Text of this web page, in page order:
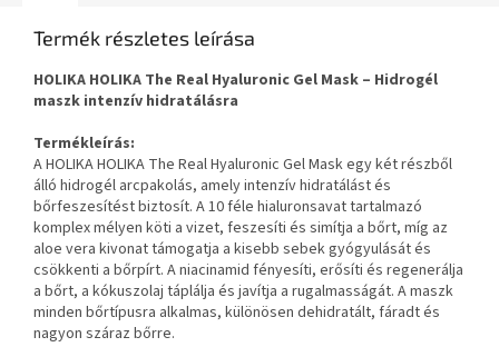
Termék részletes leírása
HOLIKA HOLIKA The Real Hyaluronic Gel Mask – Hidrogél
maszk intenzív hidratálásra
Termékleírás:
A HOLIKA HOLIKA The Real Hyaluronic Gel Mask egy két részből
álló hidrogél arcpakolás, amely intenzív hidratálást és
bőrfeszesítést biztosít. A 10 féle hialuronsavat tartalmazó
komplex mélyen köti a vizet, feszesíti és simítja a bőrt, míg az
aloe vera kivonat támogatja a kisebb sebek gyógyulását és
csökkenti a bőrpírt. A niacinamid fényesíti, erősíti és regenerálja
a bőrt, a kókuszolaj táplálja és javítja a rugalmasságát. A maszk
minden bőrtípusra alkalmas, különösen dehidratált, fáradt és
nagyon száraz bőrre.